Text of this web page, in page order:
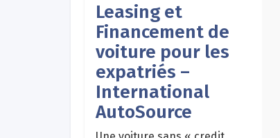
Leasing et
Financement de
voiture pour les
expatriés –
International
AutoSource